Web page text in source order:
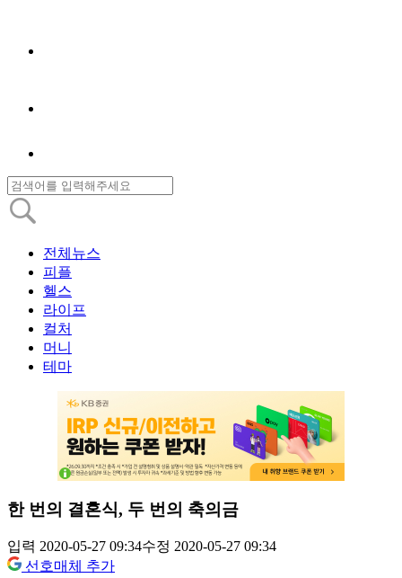
전체뉴스
피플
헬스
라이프
컬처
머니
테마
한 번의 결혼식, 두 번의 축의금
입력 2020-05-27 09:34수정 2020-05-27 09:34
선호매체 추가